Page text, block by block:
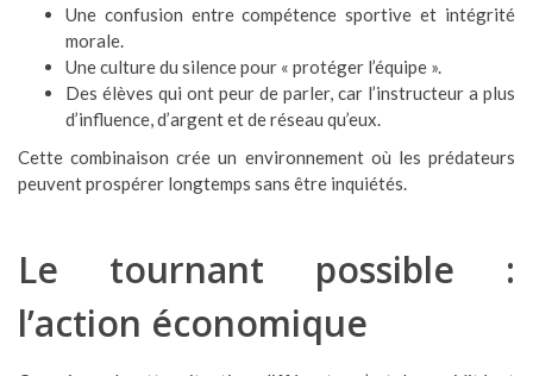
Une confusion entre compétence sportive et intégrité
morale.
Une culture du silence pour « protéger l’équipe ».
Des élèves qui ont peur de parler, car l’instructeur a plus
d’influence, d’argent et de réseau qu’eux.
Cette combinaison crée un environnement où les prédateurs
peuvent prospérer longtemps sans être inquiétés.
Le tournant possible :
l’action économique